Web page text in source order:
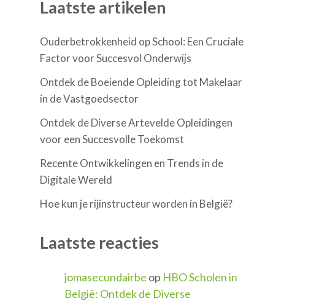
Laatste artikelen
Ouderbetrokkenheid op School: Een Cruciale
Factor voor Succesvol Onderwijs
Ontdek de Boeiende Opleiding tot Makelaar
in de Vastgoedsector
Ontdek de Diverse Artevelde Opleidingen
voor een Succesvolle Toekomst
Recente Ontwikkelingen en Trends in de
Digitale Wereld
Hoe kun je rijinstructeur worden in België?
Laatste reacties
jomasecundairbe op HBO Scholen in
België: Ontdek de Diverse